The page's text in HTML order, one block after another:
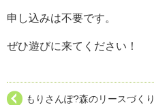
申し込みは不要です。
ぜひ遊びに来てください！
もりさんぽ?森のリースづくり